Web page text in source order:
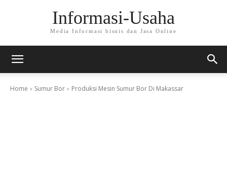
Informasi-Usaha
Media Informasi bisnis dan Jasa Online
Home Sumur Bor Produksi Mesin Sumur Bor Di Makassar